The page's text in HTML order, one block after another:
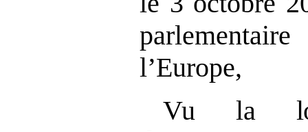
l’Europe,
Vu la